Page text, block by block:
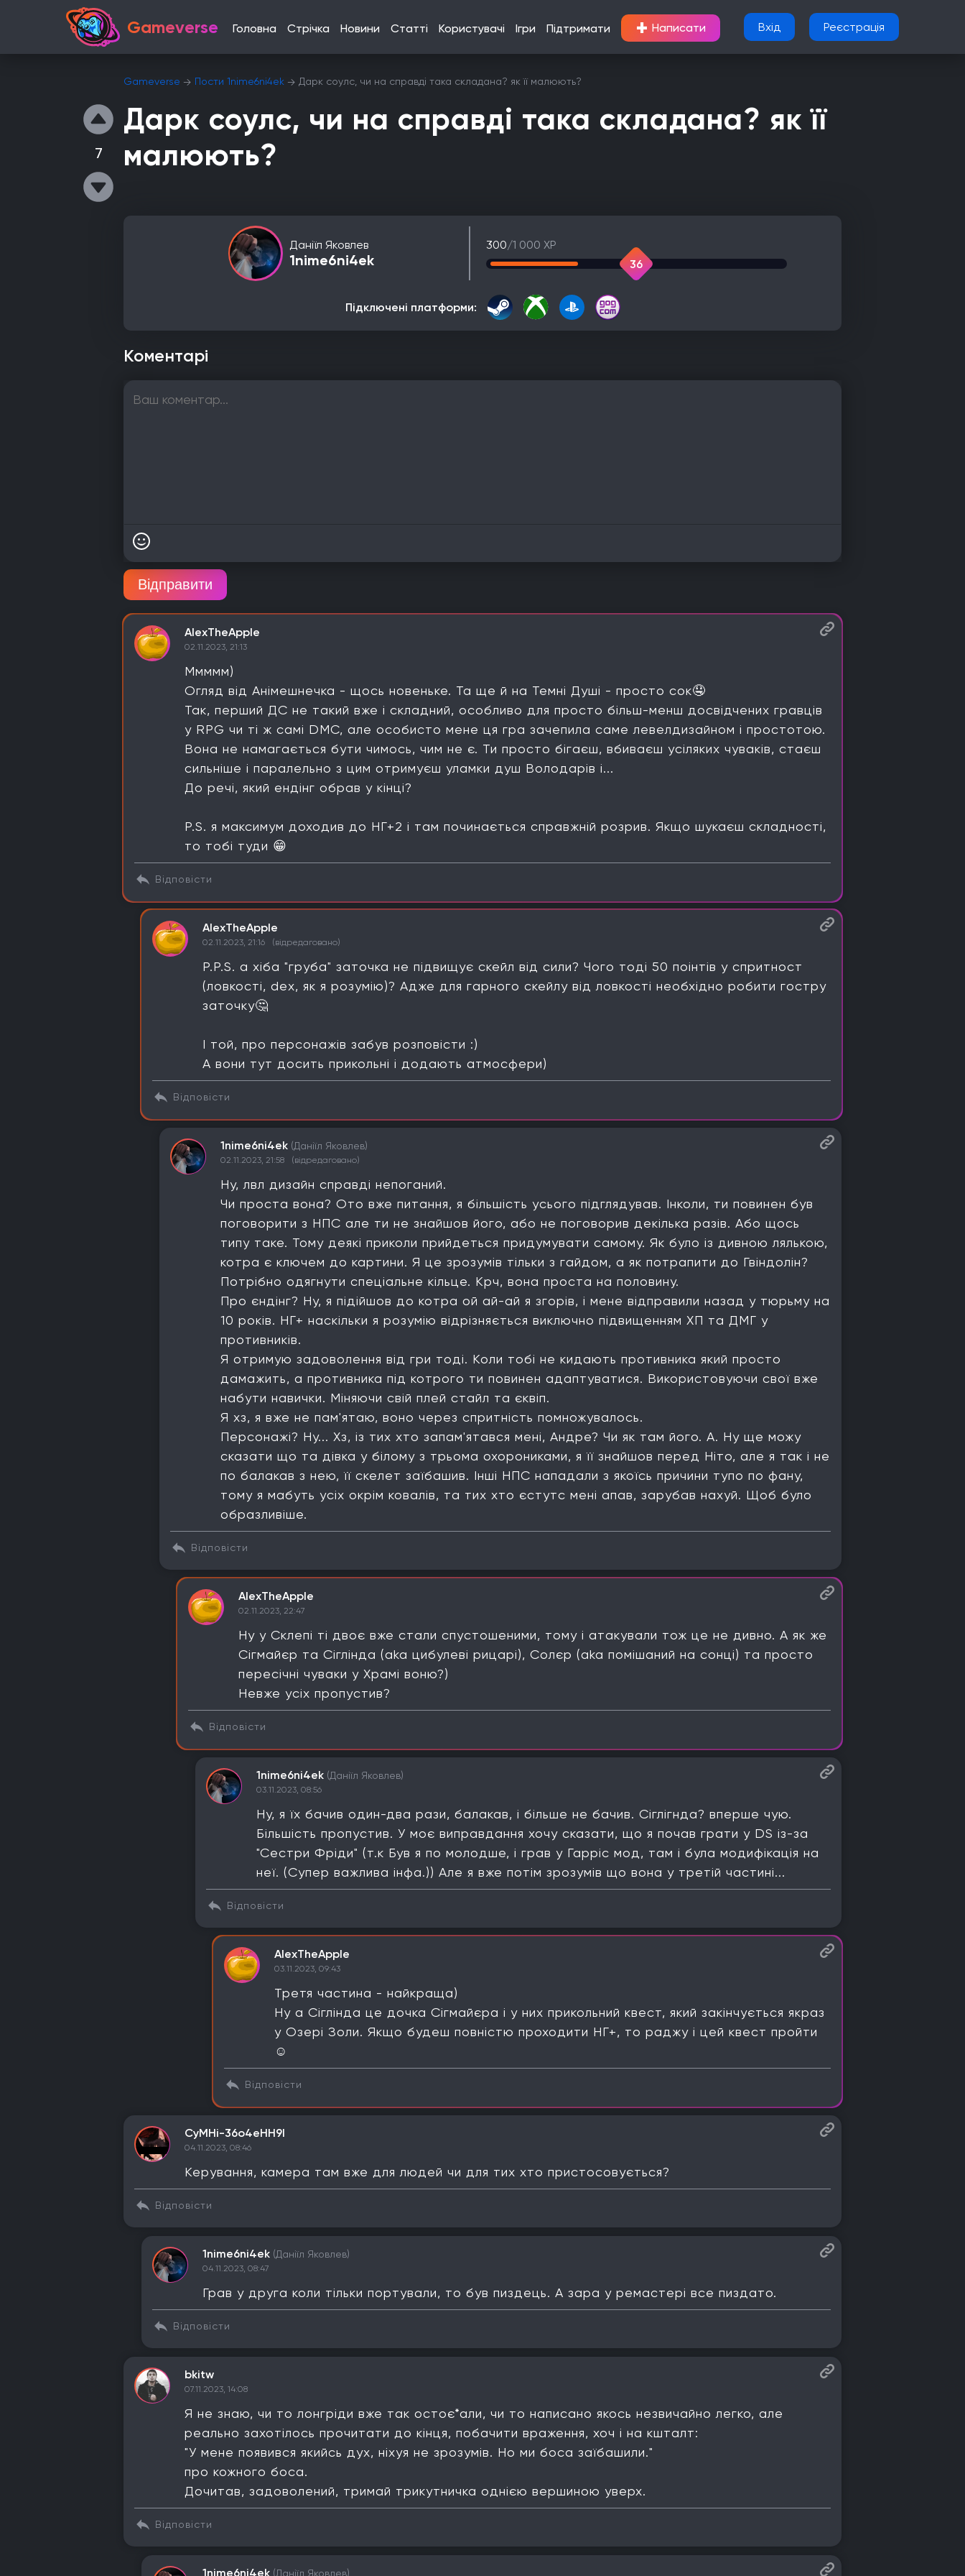
Gameverse Головна Стрічка Новини Статті Користувачі Ігри Підтримати + Написати Вхід Реєстрація
Gameverse Пости 1nime6ni4ek Дарк соулс, чи на справді така складана? як її малюють?
7
Дарк соулс, чи на справді така складана? як її
малюють?
Даніїл Яковлев
1nime6ni4ek
300/1 000 XP
36
Підключені платформи:
Коментарі
Відправити
AlexTheApple
02.11.2023, 21:13
Ммммм)
Огляд від Анімешнечка - щось новеньке. Та ще й на Темні Душі - просто сок🤤
Так, перший ДС не такий вже і складний, особливо для просто більш-менш досвідчених гравців
у RPG чи ті ж самі DMC, але особисто мене ця гра зачепила саме левелдизайном і простотою.
Вона не намагається бути чимось, чим не є. Ти просто бігаєш, вбиваєш усіляких чуваків, стаєш
сильніше і паралельно з цим отримуєш уламки душ Володарів і...
До речі, який ендінг обрав у кінці?
P.S. я максимум доходив до НГ+2 і там починається справжній розрив. Якщо шукаєш складності,
то тобі туди 😁
Відповісти
AlexTheApple
02.11.2023, 21:16 (відредаговано)
P.P.S. а хіба "груба" заточка не підвищує скейл від сили? Чого тоді 50 поінтів у спритност
(ловкості, dex, як я розумію)? Адже для гарного скейлу від ловкості необхідно робити гостру
заточку🤔
І той, про персонажів забув розповісти :)
А вони тут досить прикольні і додають атмосфери)
Відповісти
1nime6ni4ek (Даніїл Яковлев)
02.11.2023, 21:58 (відредаговано)
Ну, лвл дизайн справді непоганий.
Чи проста вона? Ото вже питання, я більшість усього підглядував. Інколи, ти повинен був
поговорити з НПС але ти не знайшов його, або не поговорив декілька разів. Або щось
типу таке. Тому деякі приколи прийдеться придумувати самому. Як було із дивною лялькою,
котра є ключем до картини. Я це зрозумів тільки з гайдом, а як потрапити до Гвіндолін?
Потрібно одягнути спеціальне кільце. Крч, вона проста на половину.
Про єндінг? Ну, я підійшов до котра ой ай-ай я згорів, і мене відправили назад у тюрьму на
10 років. НГ+ наскільки я розумію відрізняється виключно підвищенням ХП та ДМГ у
противників.
Я отримую задоволення від гри тоді. Коли тобі не кидають противника який просто
дамажить, а противника під котрого ти повинен адаптуватися. Використовуючи свої вже
набути навички. Міняючи свій плей стайл та єквіп.
Я хз, я вже не пам'ятаю, воно через спритність помножувалось.
Персонажі? Ну... Хз, із тих хто запам'ятався мені, Андре? Чи як там його. А. Ну ще можу
сказати що та дівка у білому з трьома охорониками, я її знайшов перед Ніто, але я так і не
по балакав з нею, її скелет заїбашив. Інші НПС нападали з якоїсь причини тупо по фану,
тому я мабуть усіх окрім ковалів, та тих хто єстутс мені апав, зарубав нахуй. Щоб було
образливіше.
Відповісти
AlexTheApple
02.11.2023, 22:47
Ну у Склепі ті двоє вже стали спустошеними, тому і атакували тож це не дивно. А як же
Сігмайєр та Сіглінда (aka цибулеві рицарі), Солєр (aka помішаний на сонці) та просто
пересічні чуваки у Храмі воню?)
Невже усіх пропустив?
Відповісти
1nime6ni4ek (Даніїл Яковлев)
03.11.2023, 08:56
Ну, я їх бачив один-два рази, балакав, і більше не бачив. Сіглігнда? вперше чую.
Більшість пропустив. У моє виправдання хочу сказати, що я почав грати у DS із-за
"Сестри Фріди" (т.к Був я по молодше, і грав у Гарріс мод, там і була модифікація на
неї. (Супер важлива інфа.)) Але я вже потім зрозумів що вона у третій частині...
Відповісти
AlexTheApple
03.11.2023, 09:43
Третя частина - найкраща)
Ну а Сіглінда це дочка Сігмайєра і у них прикольний квест, який закінчується якраз
у Озері Золи. Якщо будеш повністю проходити НГ+, то раджу і цей квест пройти
☺️
Відповісти
CyMHi-36o4eHH9I
04.11.2023, 08:46
Керування, камера там вже для людей чи для тих хто пристосовується?
Відповісти
1nime6ni4ek (Даніїл Яковлев)
04.11.2023, 08:47
Грав у друга коли тільки портували, то був пиздець. А зара у ремастері все пиздато.
Відповісти
bkitw
07.11.2023, 14:08
Я не знаю, чи то лонгріди вже так остоє*али, чи то написано якось незвичайно легко, але
реально захотілось прочитати до кінця, побачити враження, хоч і на кшталт:
"У мене появився якийсь дух, ніхуя не зрозумів. Но ми боса заїбашили."
про кожного боса.
Дочитав, задоволений, тримай трикутничка однією вершиною уверх.
Відповісти
1nime6ni4ek (Даніїл Яковлев)